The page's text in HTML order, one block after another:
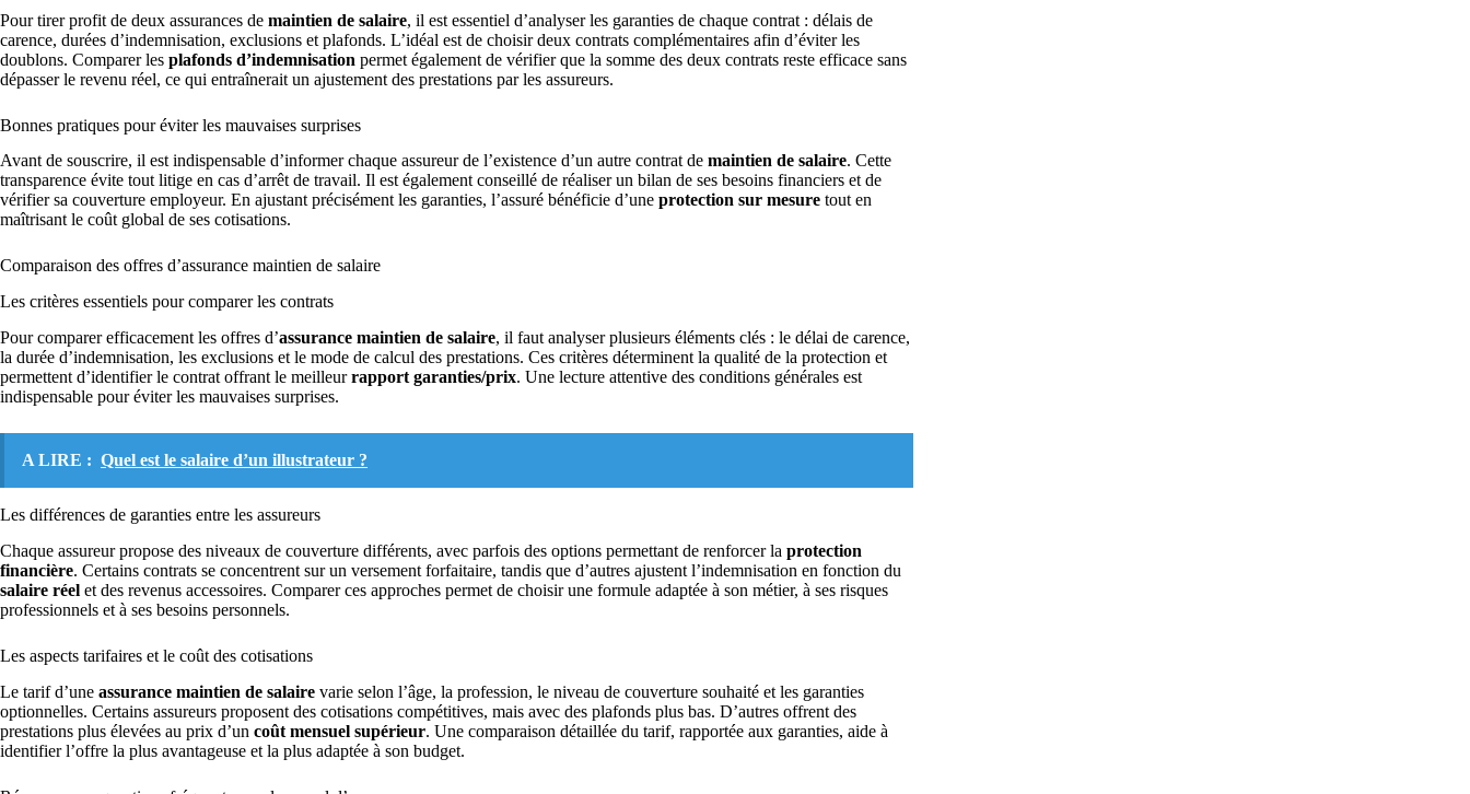
Pour tirer profit de deux assurances de maintien de salaire, il est essentiel d’analyser les garanties de chaque contrat : délais de
carence, durées d’indemnisation, exclusions et plafonds. L’idéal est de choisir deux contrats complémentaires afin d’éviter les
doublons. Comparer les plafonds d’indemnisation permet également de vérifier que la somme des deux contrats reste efficace sans
dépasser le revenu réel, ce qui entraînerait un ajustement des prestations par les assureurs.
Bonnes pratiques pour éviter les mauvaises surprises
Avant de souscrire, il est indispensable d’informer chaque assureur de l’existence d’un autre contrat de maintien de salaire. Cette
transparence évite tout litige en cas d’arrêt de travail. Il est également conseillé de réaliser un bilan de ses besoins financiers et de
vérifier sa couverture employeur. En ajustant précisément les garanties, l’assuré bénéficie d’une protection sur mesure tout en
maîtrisant le coût global de ses cotisations.
Comparaison des offres d’assurance maintien de salaire
Les critères essentiels pour comparer les contrats
Pour comparer efficacement les offres d’assurance maintien de salaire, il faut analyser plusieurs éléments clés : le délai de carence,
la durée d’indemnisation, les exclusions et le mode de calcul des prestations. Ces critères déterminent la qualité de la protection et
permettent d’identifier le contrat offrant le meilleurrapport garanties/prix. Une lecture attentive des conditions générales est
indispensable pour éviter les mauvaises surprises.
A LIRE : Quel est le salaire d’un illustrateur ?
Les différences de garanties entre les assureurs
Chaque assureur propose des niveaux de couverture différents, avec parfois des options permettant de renforcer la protection
financière. Certains contrats se concentrent sur un versement forfaitaire, tandis que d’autres ajustent l’indemnisation en fonction du
salaire réel et des revenus accessoires. Comparer ces approches permet de choisir une formule adaptée à son métier, à ses risques
professionnels et à ses besoins personnels.
Les aspects tarifaires et le coût des cotisations
Le tarif d’une assurance maintien de salaire varie selon l’âge, la profession, le niveau de couverture souhaité et les garanties
optionnelles. Certains assureurs proposent des cotisations compétitives, mais avec des plafonds plus bas. D’autres offrent des
prestations plus élevées au prix d’un coût mensuel supérieur. Une comparaison détaillée du tarif, rapportée aux garanties, aide à
identifier l’offre la plus avantageuse et la plus adaptée à son budget.